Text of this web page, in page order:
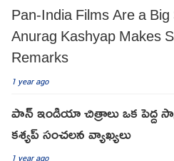
Pan-India Films Are a
Anurag Kashyap Makes
Remarks
1 year ago
పాన్ ఇండియా చిత్రాలు ఒక పెద్ద
కశ్యప్ సంచలన వ్యాఖ్యలు
1 year ago